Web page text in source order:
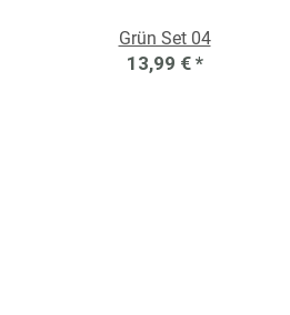
Grün Set 04
13,99 € *